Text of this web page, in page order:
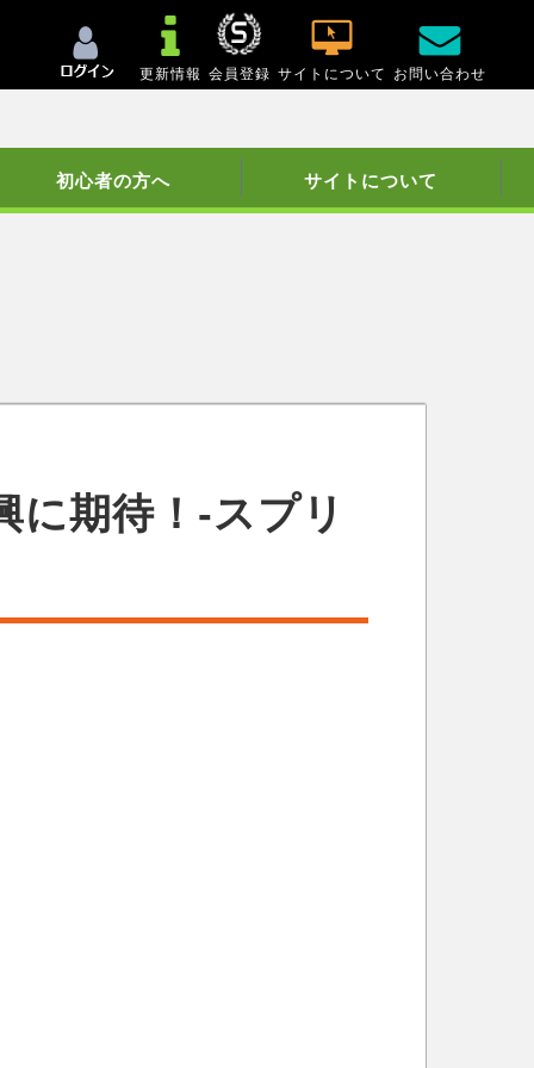
更新情報 会員登録 サイトについて お問い合わせ
初心者の方へ サイトについて
に期待！-スプリ